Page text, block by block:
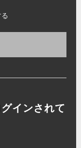
インされて